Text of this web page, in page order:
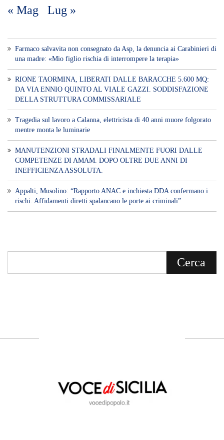
« Mag Lug »
Farmaco salvavita non consegnato da Asp, la denuncia ai Carabinieri di
una madre: «Mio figlio rischia di interrompere la terapia»
RIONE TAORMINA, LIBERATI DALLE BARACCHE 5.600 MQ:
DA VIA ENNIO QUINTO AL VIALE GAZZI. SODDISFAZIONE
DELLA STRUTTURA COMMISSARIALE
Tragedia sul lavoro a Calanna, elettricista di 40 anni muore folgorato
mentre monta le luminarie
MANUTENZIONI STRADALI FINALMENTE FUORI DALLE
COMPETENZE DI AMAM. DOPO OLTRE DUE ANNI DI
INEFFICIENZA ASSOLUTA.
​Appalti, Musolino: “Rapporto ANAC e inchiesta DDA confermano i
rischi. Affidamenti diretti spalancano le porte ai criminali”